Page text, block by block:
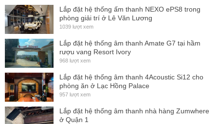
THD+N ≤0.5% @ 8Ω 1kHz
Slew Rate >28V/μs
Frequency Response
10Hz - 20KHz / ±0.4dB
@1Watt, 8Ohm
Lắp đặt hệ thống ấm thanh NEXO ePS8 trong
phòng giải trí ở Lê Văn Lương
1039 lượt xem
Lắp đặt hệ thống âm thanh Amate G7 tại hầm
rượu vang Resort Ivory
968 lượt xem
Lắp đặt hệ thống âm thanh 4Acoustic Si12 cho
phòng ăn ở Lạc Hồng Palace
957 lượt xem
Lắp đặt hệ thống âm thanh nhà hàng Zumwhere
ở Quận 1